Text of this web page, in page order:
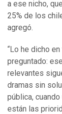
a ese nicho,
25% de los
agregó.
“Lo he dicho
preguntado:
relevantes
dramas sin
pública,
están las